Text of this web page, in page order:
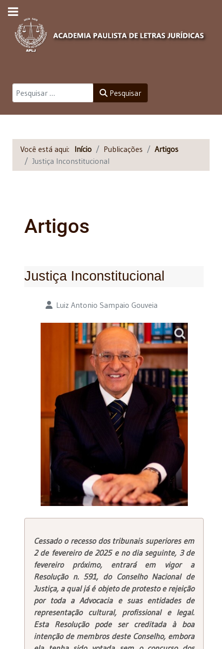
Pesquisar Pesquisar
Você está aqui: Início Publicações
Artigos
Justiça Inconstitucional
Artigos
Justiça Inconstitucional
Detalhes Luiz Antonio Sampaio Gouveia
Cessado o recesso dos tribunais superiores em
2 de fevereiro de 2025 e no dia seguinte, 3 de
fevereiro próximo, entrará em vigor a
Resolução n. 591, do Conselho Nacional de
Justiça, a qual já é objeto de protesto e rejeição
por toda a Advocacia e suas entidades de
representação cultural, profissional e legal.
Esta Resolução pode ser creditada à boa
intenção de membros deste Conselho, embora